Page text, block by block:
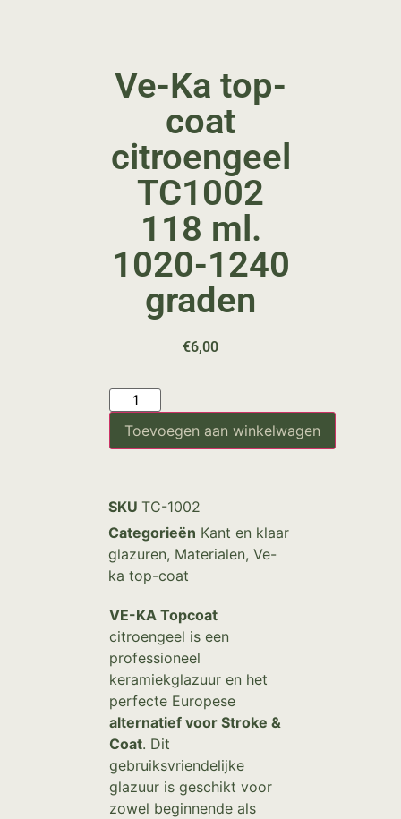
Ve-Ka top-
coat
citroengeel
TC1002
118 ml.
1020-1240
graden
€6,00
Toevoegen aan winkelwagen
SKU TC-1002
Categorieën Kant en klaar
glazuren, Materialen, Ve-
ka top-coat
VE-KA Topcoat
citroengeel is een
professioneel
keramiekglazuur en het
perfecte Europese
alternatief voor Stroke &
Coat. Dit
gebruiksvriendelijke
glazuur is geschikt voor
zowel beginnende als